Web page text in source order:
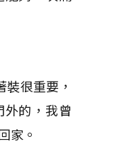
很重要，
的，我曾
家。